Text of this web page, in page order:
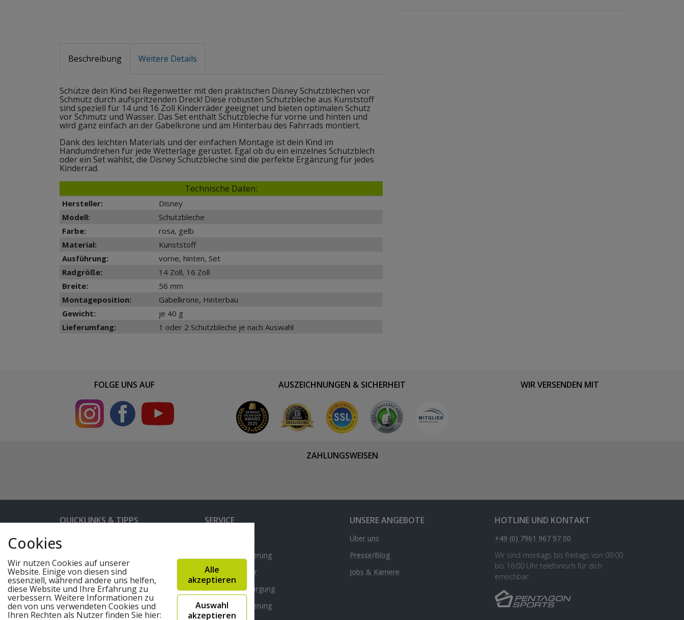
Beschreibung Weitere Details
Schütze dein Kind bei Regenwetter mit den praktischen Disney Schutzblechen vor
Schmutz durch aufspritzenden Dreck! Diese robusten Schutzbleche aus Kunststoff
sind speziell für 14 und 16 Zoll Kinderräder geeignet und bieten optimalen Schutz
vor Schmutz und Wasser. Das Set enthält Schutzbleche für vorne und hinten und
wird ganz einfach an der Gabelkrone und am Hinterbau des Fahrrads montiert.
Dank des leichten Materials und der einfachen Montage ist dein Kind im
Handumdrehen für jede Wetterlage gerüstet. Egal ob du ein einzelnes Schutzblech
oder ein Set wählst, die Disney Schutzbleche sind die perfekte Ergänzung für jedes
Kinderrad.
Technische Daten:
Hersteller:
Disney
Modell:
Schutzbleche
Farbe:
rosa, gelb
Material:
Kunststoff
Ausführung:
vorne, hinten, Set
Radgröße:
14 Zoll, 16 Zoll
Breite:
56 mm
Montageposition:
Gabelkrone, Hinterbau
Gewicht:
je 40 g
Lieferumfang:
1 oder 2 Schutzbleche je nach Auswahl
FOLGE UNS AUF AUSZEICHNUNGEN & SICHERHEIT WIR VERSENDEN MIT
ZAHLUNGSWEISEN
QUICKLINKS & TIPPS
Partnerprogramm
Marken
FAQ
SERVICE
Versand & Lieferung
Rahmenrechner
Altgeräte-Entsorgung
Fahrradversicherung
UNSERE ANGEBOTE
Über uns
Presse/Blog
Jobs & Karriere
HOTLINE UND KONTAKT
+49 (0) 7961 967 97 00
Wir sind montags bis freitags von 09:00
bis 16:00 Uhr telefonisch für dich
erreichbar.
Cookies
Wir nutzen Cookies auf unserer
Website. Einige von diesen sind
essenziell, während andere uns helfen,
diese Website und Ihre Erfahrung zu
verbessern. Weitere Informationen zu
den von uns verwendeten Cookies und
Ihren Rechten als Nutzer finden Sie hier:
Alle
akzeptieren
Auswahl
akzeptieren